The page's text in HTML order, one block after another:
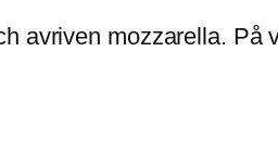
avriven mozzarella. På